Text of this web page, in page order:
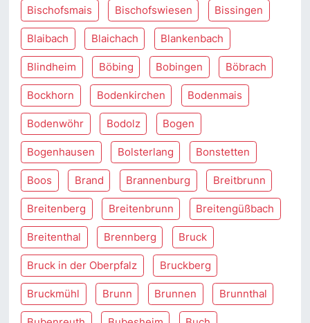
Bischofsmais Bischofswiesen Bissingen
Blaibach Blaichach Blankenbach
Blindheim Böbing Bobingen Böbrach
Bockhorn Bodenkirchen Bodenmais
Bodenwöhr Bodolz Bogen
Bogenhausen Bolsterlang Bonstetten
Boos Brand Brannenburg Breitbrunn
Breitenberg Breitenbrunn Breitengüßbach
Breitenthal Brennberg Bruck
Bruck in der Oberpfalz Bruckberg
Bruckmühl Brunn Brunnen Brunnthal